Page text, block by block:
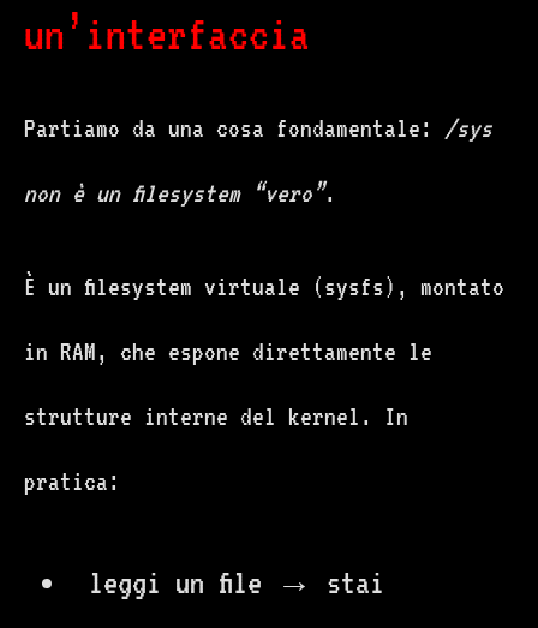
un’interfaccia
Partiamo da una cosa fondamentale: /sys
non è un filesystem “vero”.
È un filesystem virtuale (sysfs), montato
in RAM, che espone direttamente le
strutture interne del kernel. In
pratica:
leggi un file → stai